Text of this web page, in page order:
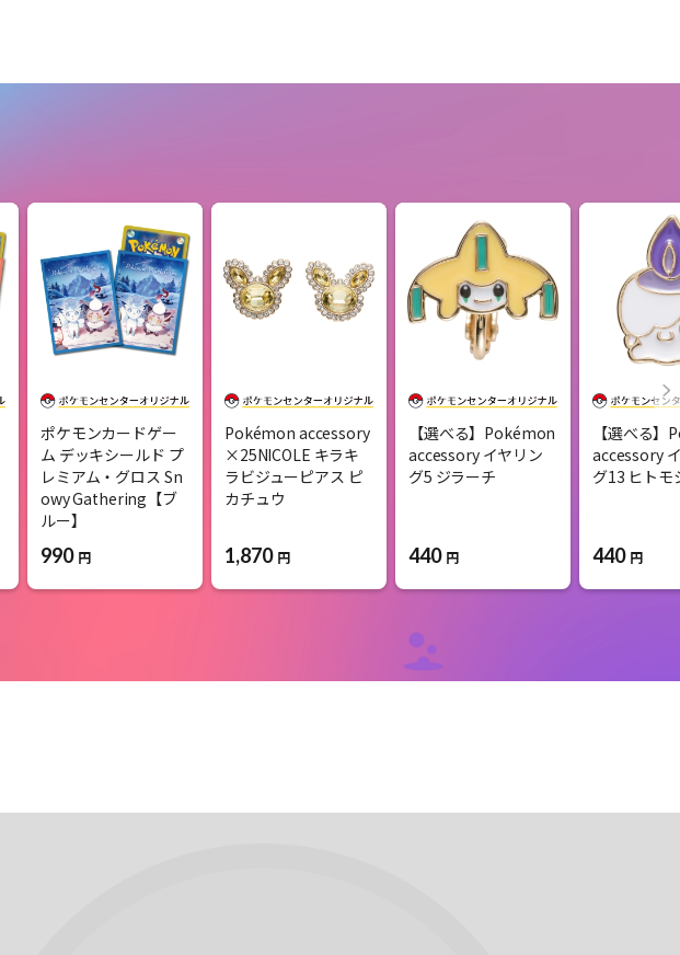
ポケモンカードゲー
ム デッキシールド プ
レミアム・グロス Sn
owy Gathering【ブ
ルー】
990 円
Pokémon accessory
×25NICOLE キラキ
ラビジューピアス ピ
カチュウ
1,870 円
【選べる】Pokémon
accessory イヤリン
グ5 ジラーチ
440 円
【選べる
accessory
グ13 ヒトモ
440 円